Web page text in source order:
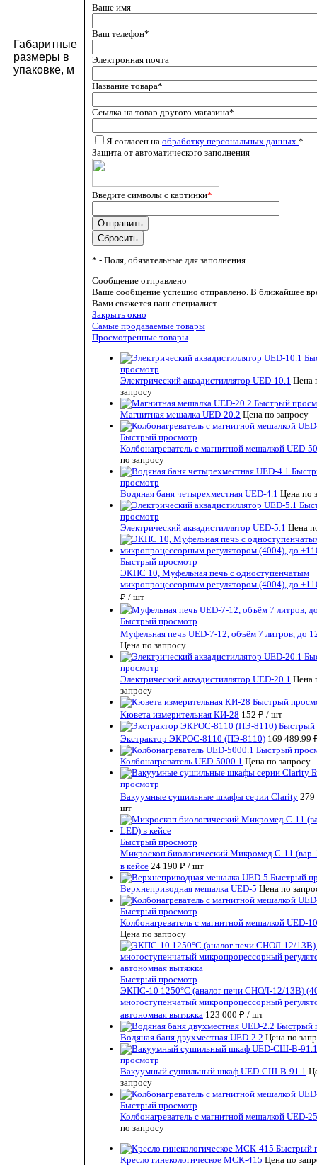
Габаритные
размеры в
упаковке, м
Ваше имя
Ваш телефон*
Электронная почта
Название товара*
Ссылка на товар другого магазина*
Я согласен на обработку персональных данных.*
Защита от автоматического заполнения
Введите символы с картинки*
* - Поля, обязательные для заполнения
Сообщение отправлено
Ваше сообщение успешно отправлено. В ближайшее
Вами свяжется наш специалист
Закрыть окно
Самые продаваемые товары
Просмотренные товары
просмотр
Электрический аквадистиллятор UED-10.1 Цена
запросу
Быстрый
Магнитная мешалка UED-20.2 Цена по запросу
Быстрый просмотр
Колбонагреватель с магнитной мешалкой UED-
по запросу
просмотр
Водяная баня четырехместная UED-4.1 Цена по
просмотр
Электрический аквадистиллятор UED-5.1 Цена
Быстрый просмотр
ЭКПС 10, Муфельная печь с одноступенчатым
микропроцессорным регулятором (4004), до
₽ / шт
Быстрый просмотр
Муфельная печь UED-7-12, объём 7 литров, до
Цена по запросу
просмотр
Электрический аквадистиллятор UED-20.1 Цена
запросу
Быстрый
Кювета измерительная КИ-28 152 ₽ / шт
Быстрый
Экстрактор ЭКРОС-8110 (ПЭ-8110) 169 489.99
Быстрый
Колбонагреватель UED-5000.1 Цена по запросу
просмотр
Вакуумные сушильные шкафы серии Clarity
шт
Быстрый просмотр
Микроскоп биологический Микромед С-11
в кейсе 24 190 ₽ / шт
Быстрый
Верхнеприводная мешалка UED-5 Цена по
Быстрый просмотр
Колбонагреватель с магнитной мешалкой UED-
Цена по запросу
Быстрый просмотр
ЭКПС-10 1250°С (аналог печи СНОЛ-12/13В)
многоступенчатый микропроцессорный
автономная вытяжка 123 000 ₽ / шт
Быстрый
Водяная баня двухместная UED-2.2 Цена по
просмотр
Вакуумный сушильный шкаф UED-СШ-В-91.1
запросу
Быстрый просмотр
Колбонагреватель с магнитной мешалкой UED-
по запросу
Быстрый
Кресло гинекологическое МСК-415 Цена по